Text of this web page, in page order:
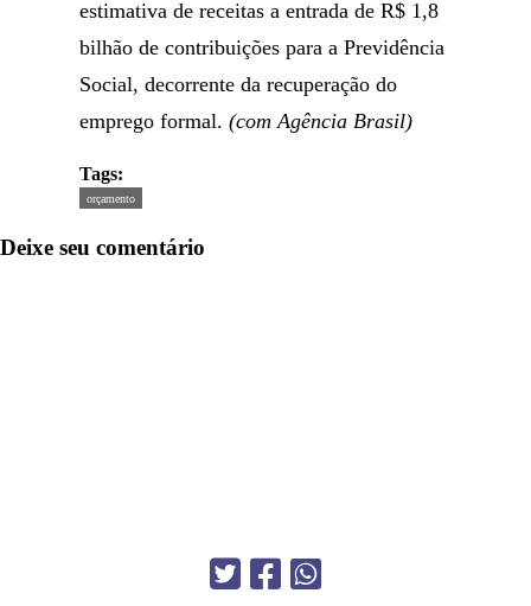
estimativa de receitas a entrada de R$ 1,8
bilhão de contribuições para a Previdência
Social, decorrente da recuperação do
emprego formal.(com Agência Brasil)
Tags:
orçamento
Deixe seu comentário